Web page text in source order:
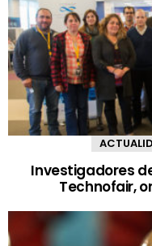
Investigadores
Technofair,